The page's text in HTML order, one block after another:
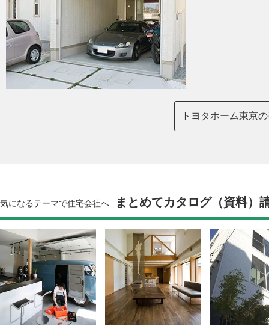
トヨタホーム東京
気になるテーマで住宅会社へ まとめてカタログ（資料）